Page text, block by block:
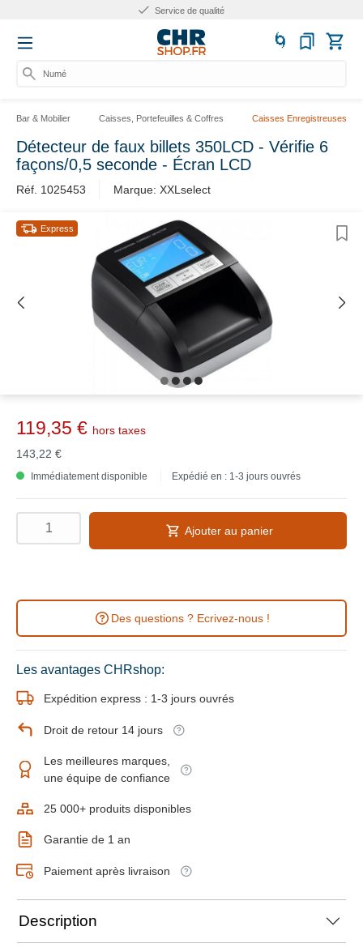
Service de qualité
Numéro
Bar & Mobilier Caisses, Portefeuilles & Coffres Caisses Enregistreuses
Détecteur de faux billets 350LCD - Vérifie 6
façons/0,5 seconde - Écran LCD
Réf. 1025453 Marque: XXLselect
Express
119,35 € hors taxes
143,22 €
Immédiatement disponible Expédié en : 1-3 jours ouvrés
Ajouter au panier
Des questions ? Ecrivez-nous !
Les avantages CHRshop:
Expédition express : 1-3 jours ouvrés
Droit de retour 14 jours
Les meilleures marques,
une équipe de confiance
25 000+ produits disponibles
Garantie de 1 an
Paiement après livraison
Description